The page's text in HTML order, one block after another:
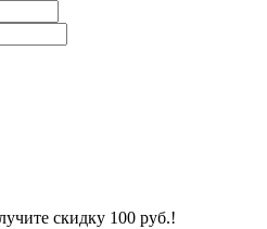
скидку 100 руб.!